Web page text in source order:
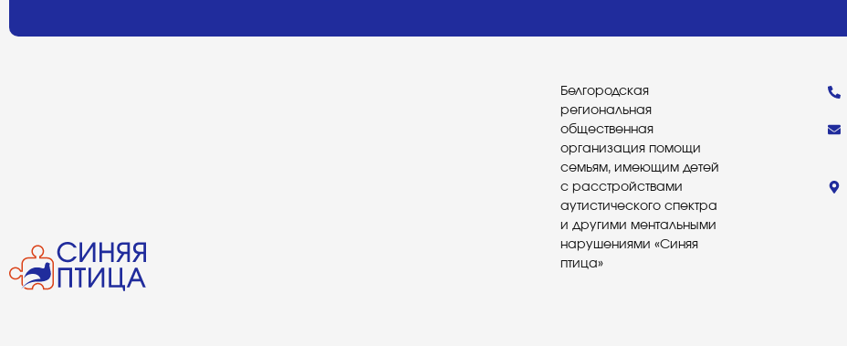
Белгородская
региональная
общественная
организация помощи
семьям, имеющим детей
с расстройствами
аутистического спектра
и другими ментальными
нарушениями «Синяя
птица»